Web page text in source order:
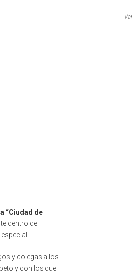
“Ciudad de
dentro del
y colegas a los
y con los que